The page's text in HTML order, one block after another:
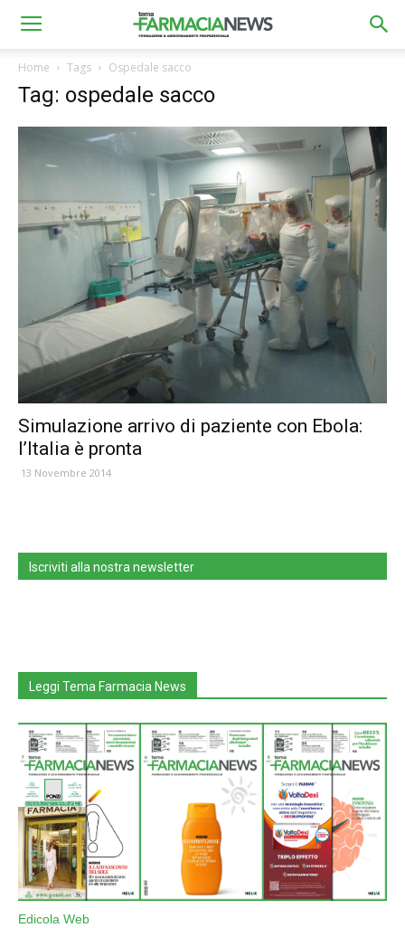
Home Tags Ospedale sacco
Tag: ospedale sacco
Simulazione arrivo di paziente con Ebola:
l’Italia è pronta
13 Novembre 2014
Iscriviti alla nostra newsletter
Leggi Tema Farmacia News
Edicola Web